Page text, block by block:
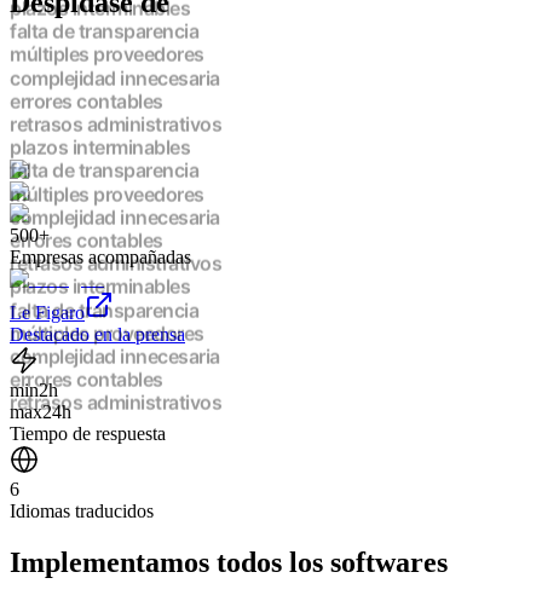
plazos interminables
falta de transparencia
múltiples proveedores
complejidad innecesaria
errores contables
retrasos administrativos
plazos interminables
falta de transparencia
múltiples proveedores
complejidad innecesaria
errores contables
retrasos administrativos
plazos interminables
falta de transparencia
múltiples proveedores
complejidad innecesaria
errores contables
retrasos administrativos
plazos interminables
falta de transparencia
múltiples proveedores
complejidad innecesaria
errores contables
retrasos administrativos
plazos interminables
500+
Empresas acompañadas
Le Figaro
Destacado en la prensa
min2h
max24h
Tiempo de respuesta
6
Idiomas traducidos
Implementamos todos los softwares